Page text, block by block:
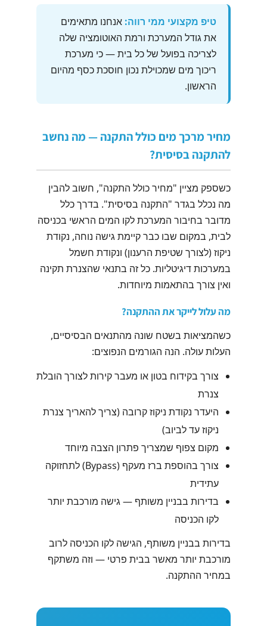
טיפ מקצועי ממי רווה: אנחנו מתאימים
את גודל המערכת ורמת האוטומציה שלה
לצריכה בפועל של כל בית — כי מערכת
ריכוך מים שמכוילת נכון חוסכת כסף מהיום
הראשון.
מחיר מרכך מים כולל התקנה — מה נחשב
להתקנה בסיסית?
כשספק מציין "מחיר כולל התקנה", חשוב להבין
מה נכלל בגדר "התקנה בסיסית". בדרך כלל
מדובר בחיבור המערכת לקו המים הראשי בכניסה
לבית, במקום שבו כבר קיימת גישה נוחה, נקודת
ניקוז (לצורך שטיפת הרענון) ונקודת חשמל
במערכות דיגיטליות. כל זה בתנאי שהצנרת תקינה
ואין צורך בהתאמות מיוחדות.
מה עלול לייקר את ההתקנה?
כשהמציאות בשטח שונה מהתנאים הבסיסיים,
העלות עולה. הנה הגורמים הנפוצים:
צורך בקידוח בטון או מעבר קירות לצורך הובלת
צנרת
היעדר נקודת ניקוז קרובה (צריך להאריך צנרת
ניקוז עד לביוב)
מקום צפוף שמצריך פתרון הצבה מיוחד
צורך בהוספת ברז מעקף (Bypass) לתחזוקה
עתידית
בדירות בבניין משותף — גישה מורכבת יותר
לקו הכניסה
בדירות בבניין משותף, הגישה לקו הכניסה לרוב
מורכבת יותר מאשר בבית פרטי — וזה משתקף
במחיר ההתקנה.